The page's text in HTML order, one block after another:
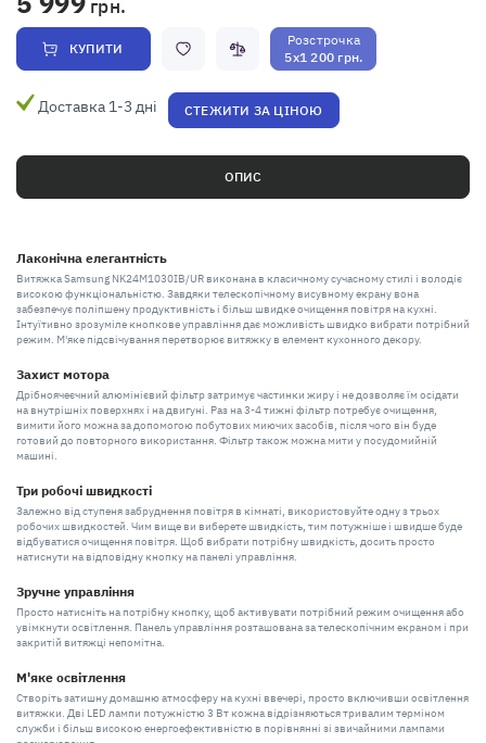
грн.
КУПИТИ
Розстрочка
5x1 200 грн.
Доставка 1-3 дні СТЕЖИТИ ЗА ЦІНОЮ
ОПИС
Лаконічна елегантність
Витяжка Samsung NK24M1030IB/UR виконана в класичному сучасному стилі і володіє
високою функціональністю. Завдяки телескопічному висувному екрану вона
забезпечує поліпшену продуктивність і більш швидке очищення повітря на кухні.
Інтуїтивно зрозуміле кнопкове управління дає можливість швидко вибрати потрібний
режим. М'яке підсвічування перетворює витяжку в елемент кухонного декору.
Захист мотора
Дрібноячеєчний алюмінієвий фільтр затримує частинки жиру і не дозволяє їм осідати
на внутрішніх поверхнях і на двигуні. Раз на 3-4 тижні фільтр потребує очищення,
вимити його можна за допомогою побутових миючих засобів, після чого він буде
готовий до повторного використання. Фільтр також можна мити у посудомийній
машині.
Три робочі швидкості
Залежно від ступеня забруднення повітря в кімнаті, використовуйте одну з трьох
робочих швидкостей. Чим вище ви виберете швидкість, тим потужніше і швидше буде
відбуватися очищення повітря. Щоб вибрати потрібну швидкість, досить просто
натиснути на відповідну кнопку на панелі управління.
Зручне управління
Просто натисніть на потрібну кнопку, щоб активувати потрібний режим очищення або
увімкнути освітлення. Панель управління розташована за телескопічним екраном і при
закритій витяжці непомітна.
М'яке освітлення
Створіть затишну домашню атмосферу на кухні ввечері, просто включивши освітлення
витяжки. Дві LED лампи потужністю 3 Вт кожна відрізняються тривалим терміном
служби і більш високою енергоефективністю в порівнянні зі звичайними лампами